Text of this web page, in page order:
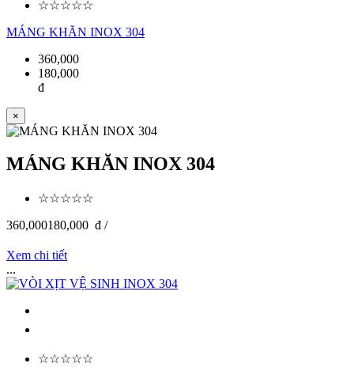
☆☆☆☆☆
MÁNG KHĂN INOX 304
360,000
180,000
đ
×
MÁNG KHĂN INOX 304
☆☆☆☆☆
360,000180,000 đ /
Xem chi tiết
...
☆☆☆☆☆